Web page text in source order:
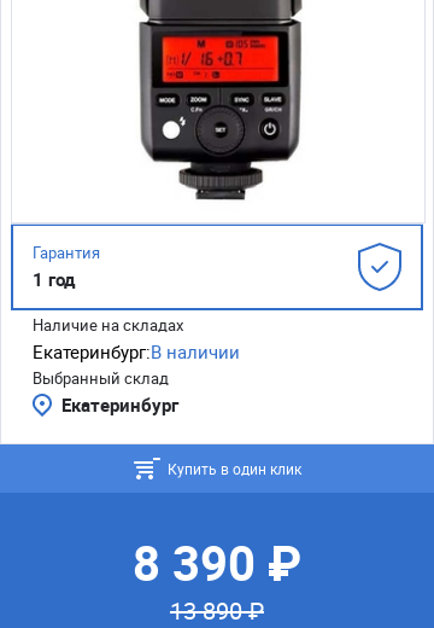
Гарантия
1 год
Наличие на складах
Екатеринбург:В наличии
Выбранный склад
Екатеринбург
Купить в один клик
8 390 ₽
13 890 ₽